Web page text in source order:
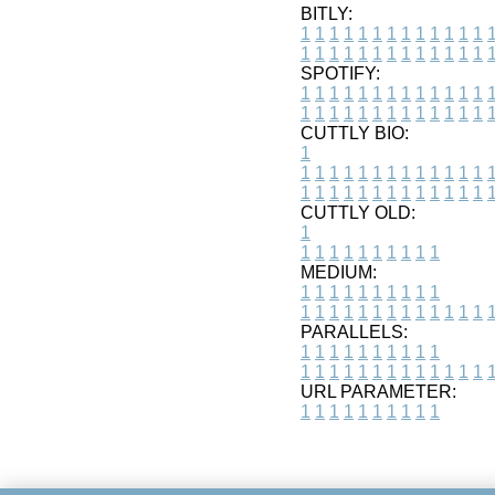
BITLY:
1 1 1 1 1 1 1 1 1 1 1 1 1 1
1 1 1 1 1 1 1 1 1 1 1 1 1 1
SPOTIFY:
1 1 1 1 1 1 1 1 1 1 1 1 1 1
1 1 1 1 1 1 1 1 1 1 1 1 1 1
CUTTLY BIO:
1
1 1 1 1 1 1 1 1 1 1 1 1 1 1
1 1 1 1 1 1 1 1 1 1 1 1 1 1
CUTTLY OLD:
1
1 1 1 1 1 1 1 1 1 1
MEDIUM:
1 1 1 1 1 1 1 1 1 1
1 1 1 1 1 1 1 1 1 1 1 1 1 1
PARALLELS:
1 1 1 1 1 1 1 1 1 1
1 1 1 1 1 1 1 1 1 1 1 1 1 1
URL PARAMETER:
1 1 1 1 1 1 1 1 1 1